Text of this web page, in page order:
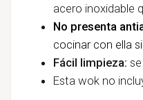
acero inoxidable
No presenta
cocinar con ella
Fácil limpieza:
Esta wok no